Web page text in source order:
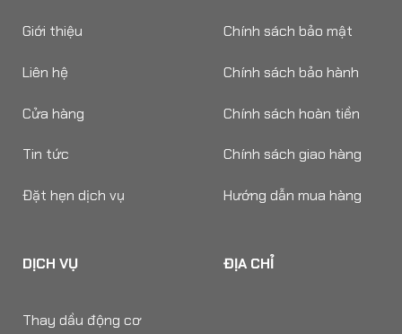
Giới thiệu
Liên hệ
Cửa hàng
Tin tức
Đặt hẹn dịch vụ
Chính sách bảo mật
Chính sách bảo hành
Chính sách hoàn tiền
Chính sách giao hàng
Hướng dẫn mua hàng
DỊCH VỤ
Thay dầu động cơ
ĐỊA CHỈ